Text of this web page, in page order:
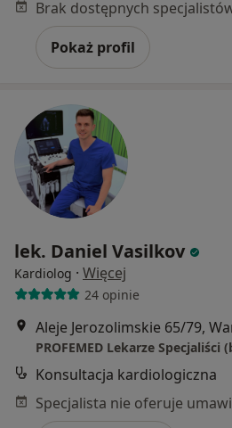
Pokaż profil
lek. Daniel Vasilkov
Kardiolog · Więcej
24 opinie
Aleje Jerozolimskie 65/79,
PROFEMED Lekarze
Konsultacja kardiologiczna